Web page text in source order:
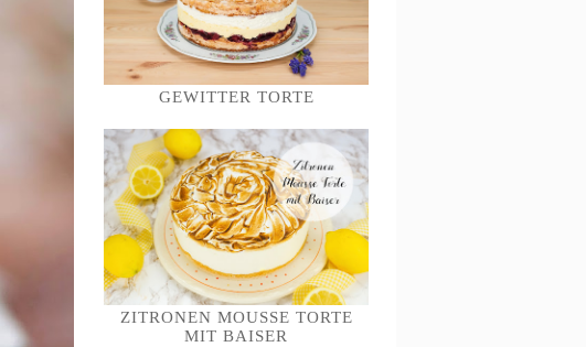
GEWITTER TORTE
ZITRONEN MOUSSE TORTE
MIT BAISER